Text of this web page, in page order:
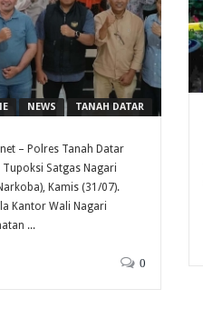
NEWS TANAH DATAR
– Polres Tanah Datar
Satgas Nagari
Kamis (31/07).
Kantor Wali Nagari
...
0